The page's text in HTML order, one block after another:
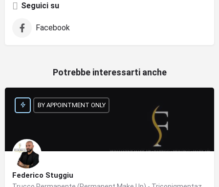
Seguici su
Facebook
Potrebbe interessarti anche
Federico Stuggiu
BY APPOINTMENT ONLY